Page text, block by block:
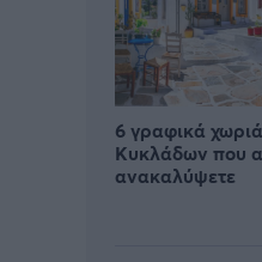
6 γραφικά
Κυκλάδων που
ανακαλύψετε